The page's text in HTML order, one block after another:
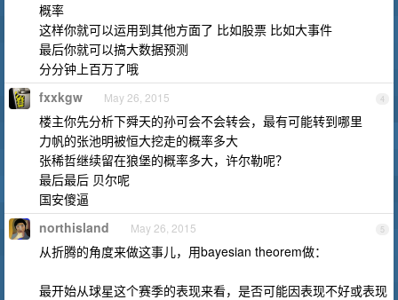
概率
这样你就可以运用到其他方面了 比如股票 比如大事件
最后你就可以搞大数据预测
分分钟上百万了哦
4
fxxkgw May 26, 2015
楼主你先分析下舜天的孙可会不会转会，最有可能转到哪里
力帆的张池明被恒大挖走的概率多大
张稀哲继续留在狼堡的概率多大，许尔勒呢？
最后最后 贝尔呢
国安傻逼
5
northisland May 26, 2015
从折腾的角度来做这事儿，用bayesian theorem做：
最开始从球星这个赛季的表现来看，是否可能因表现不好或表现